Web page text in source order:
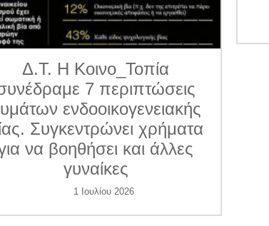
Δ.Τ. Η Κοινο_Τοπία
7 περιπτώσεις
ενδοοικογενειακής
Συγκεντρώνει χρήματα
να βοηθήσει και άλλες
γυναίκες
1 Ιουλίου 2026